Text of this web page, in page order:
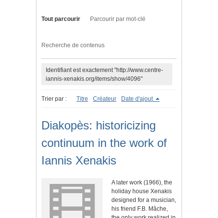
Tout parcourir Parcourir par mot-clé
Recherche de contenus
Identifiant est exactement "http://www.centre-
iannis-xenakis.org/items/show/4096"
Trier par : Titre Créateur Date d'ajout
Diakopès: historicizing
continuum in the work of
Iannis Xenakis
A later work (1966), the
holiday house Xenakis
designed for a musician,
his friend F.B. Mâche,